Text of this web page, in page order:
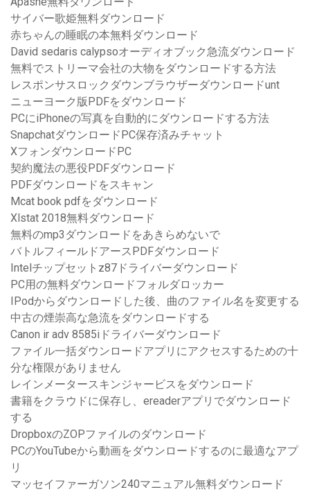
サイバー歌姫無料ダウンロード
赤ちゃんの睡眠の本無料ダウンロード
David sedaris calypsoオーディオブック急流ダウンロード
無料でストリーマ会社の大物をダウンロードする方法
レスポンサスロックダウンブラウザーダウンロードunt
ニューヨーク版PDFをダウンロード
PCにiPhoneの写真を自動的にダウンロードする方法
SnapchatダウンロードPC保存済みチャット
XフォンダウンロードPC
契約魔法の悪役PDFダウンロード
PDFダウンロードをスキャン
Mcat book pdfをダウンロード
Xlstat 2018無料ダウンロード
無料のmp3ダウンロードをあきらめないで
バトルフィールドアースPDFダウンロード
Intelチップセットz87ドライバーダウンロード
PC用の無料ダウンロードフォルダロッカー
IPodからダウンロードした後、曲のファイル名を変更する
中古の煙崇高な急流をダウンロードする
Canon ir adv 8585iドライバーダウンロード
ファイル一括ダウンロードアプリにアクセスするための十
分な権限がありません
レインメータースキンジャービスをダウンロード
書籍をクラウドに保存し、ereaderアプリでダウンロード
する
DropboxのZOPファイルのダウンロード
PCのYouTubeから動画をダウンロードするのに最適なアプ
リ
マッセイファーガソン240マニュアル無料ダウンロード